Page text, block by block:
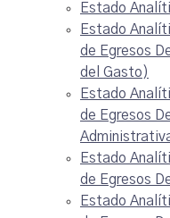
Estado
Estado
de Egresos
del Gasto)
Estado
de Egresos
Estado
de Egresos
Estado